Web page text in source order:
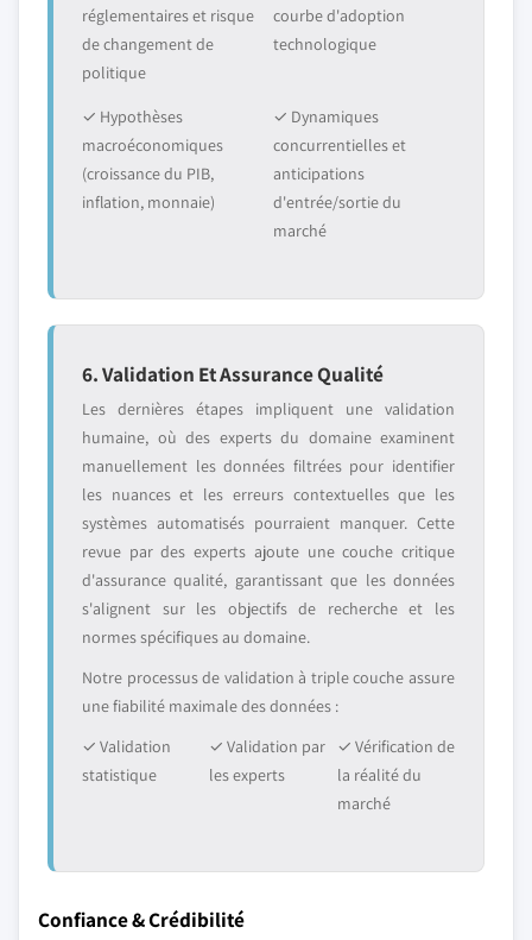
réglementaires et risque
de changement de
politique
courbe d'adoption
technologique
✓ Hypothèses
macroéconomiques
(croissance du PIB,
inflation, monnaie)
✓ Dynamiques
concurrentielles et
anticipations
d'entrée/sortie du
marché
6. Validation Et Assurance Qualité
Les dernières étapes impliquent une validation
humaine, où des experts du domaine examinent
manuellement les données filtrées pour identifier
les nuances et les erreurs contextuelles que les
systèmes automatisés pourraient manquer. Cette
revue par des experts ajoute une couche critique
d'assurance qualité, garantissant que les données
s'alignent sur les objectifs de recherche et les
normes spécifiques au domaine.
Notre processus de validation à triple couche assure
une fiabilité maximale des données :
✓ Validation
statistique
✓ Validation par
les experts
✓ Vérification de
la réalité du
marché
Confiance & Crédibilité